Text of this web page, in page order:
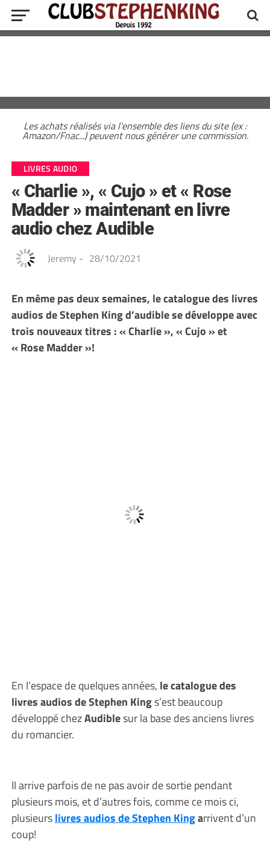
Les achats réalisés via l'ensemble des liens du site (ex :
Amazon/Fnac...) peuvent nous générer une commission.
LIVRES AUDIO
« Charlie », « Cujo » et « Rose
Madder » maintenant en livre
audio chez Audible
Jeremy - 28/10/2021
En même pas deux semaines, le catalogue des livres
audios de Stephen King d’audible se développe avec
trois nouveaux titres : « Charlie », « Cujo » et
« Rose Madder »!
En l’espace de quelques années, le catalogue des
livres audios de Stephen Kings’est beaucoup
développé chezAudiblesur la base des anciens livres
du romancier.
Il arrive parfois de ne pas avoir de sortie pendant
plusieurs mois, et d’autres fois, comme ce mois ci,
plusieurslivres audios de Stephen Kingarrivent d’un
coup!